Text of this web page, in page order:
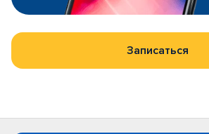
Записаться